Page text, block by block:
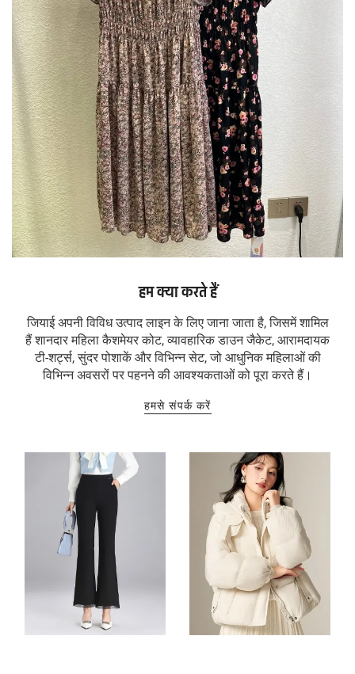
हम क्या करते हैं
जियाई अपनी विविध उत्पाद लाइन के लिए जाना जाता है, जिसमें शामिल
हैं शानदार महिला कैशमेयर कोट, व्यावहारिक डाउन जैकेट, आरामदायक
टी-शर्ट्स, सुंदर पोशाकें और विभिन्न सेट, जो आधुनिक महिलाओं की
विभिन्न अवसरों पर पहनने की आवश्यकताओं को पूरा करते हैं।
हमसे संपर्क करें